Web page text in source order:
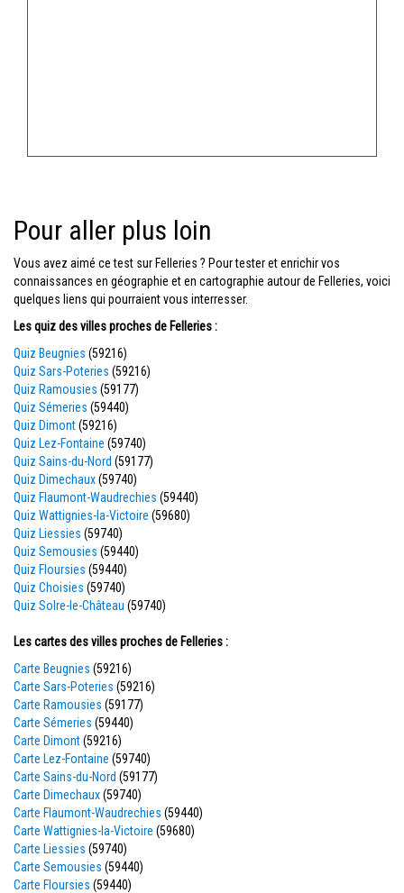
Pour aller plus loin
Vous avez aimé ce test sur Felleries ? Pour tester et enrichir vos
connaissances en géographie et en cartographie autour de Felleries, voici
quelques liens qui pourraient vous interresser.
Les quiz des villes proches de Felleries :
Quiz Beugnies (59216)
Quiz Sars-Poteries (59216)
Quiz Ramousies (59177)
Quiz Sémeries (59440)
Quiz Dimont(59216)
Quiz Lez-Fontaine (59740)
Quiz Sains-du-Nord (59177)
Quiz Dimechaux(59740)
Quiz Flaumont-Waudrechies (59440)
Quiz Wattignies-la-Victoire (59680)
Quiz Liessies (59740)
Quiz Semousies (59440)
Quiz Floursies (59440)
Quiz Choisies (59740)
Quiz Solre-le-Château (59740)
Les cartes des villes proches de Felleries :
Carte Beugnies (59216)
Carte Sars-Poteries (59216)
Carte Ramousies (59177)
Carte Sémeries (59440)
Carte Dimont(59216)
Carte Lez-Fontaine (59740)
Carte Sains-du-Nord (59177)
Carte Dimechaux(59740)
Carte Flaumont-Waudrechies (59440)
Carte Wattignies-la-Victoire (59680)
Carte Liessies (59740)
Carte Semousies (59440)
Carte Floursies (59440)